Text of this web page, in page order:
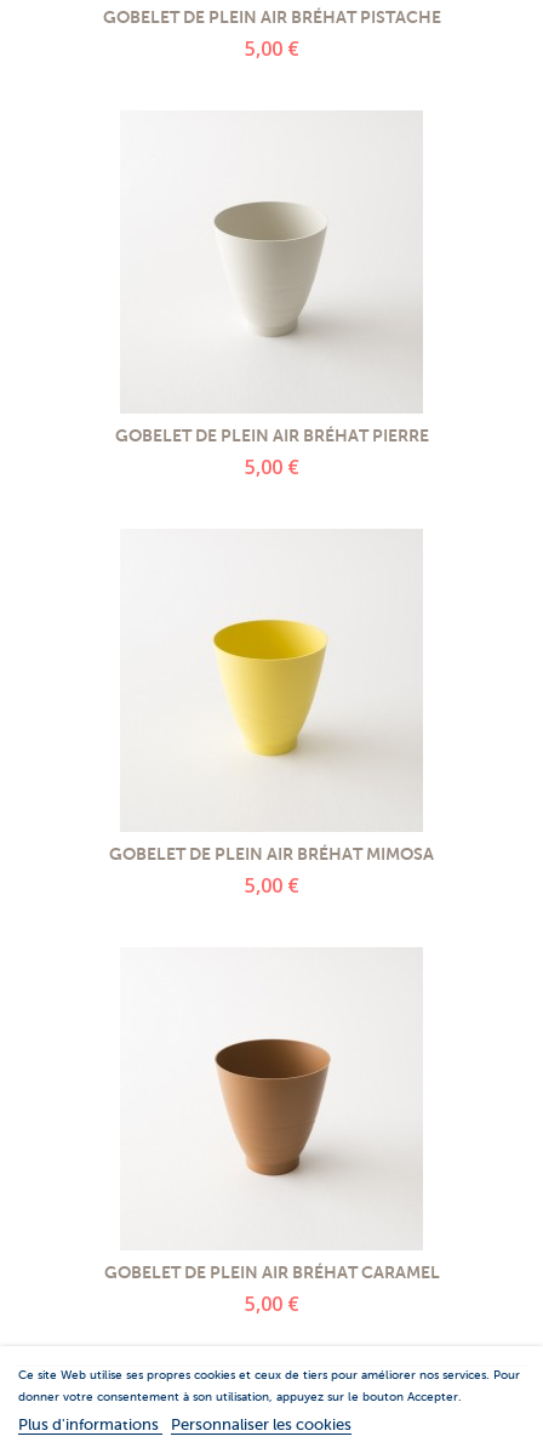
GOBELET DE PLEIN AIR BRÉHAT PISTACHE
5,00 €
GOBELET DE PLEIN AIR BRÉHAT PIERRE
5,00 €
GOBELET DE PLEIN AIR BRÉHAT MIMOSA
5,00 €
GOBELET DE PLEIN AIR BRÉHAT CARAMEL
5,00 €
Ce site Web utilise ses propres cookies et ceux de tiers pour améliorer nos services. Pour
donner votre consentement à son utilisation, appuyez sur le bouton Accepter.
Plus d'informations Personnaliser les cookies